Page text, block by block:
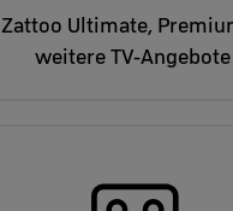
Zattoo Ultimate,
weitere TV-Angebote